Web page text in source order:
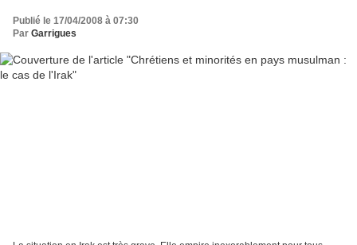
Publié le 17/04/2008 à 07:30
Par Garrigues